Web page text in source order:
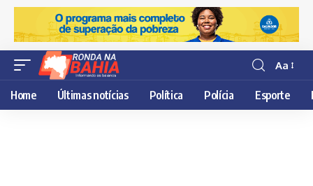
Resisor
de
fonte
Aa
Home Últimas notícias Política Polícia Esporte